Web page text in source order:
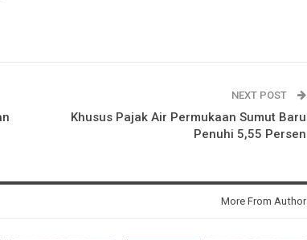
NEXT POST
Khusus Pajak Air Permukaan Sumut Baru
Penuhi 5,55 Persen
More From Author